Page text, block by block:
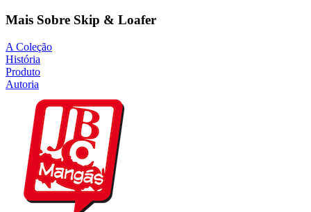
Mais Sobre Skip & Loafer
A Coleção
História
Produto
Autoria